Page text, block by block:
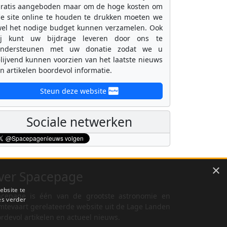
aangeboden maar om de hoge kosten om
site online te houden te drukken moeten we
het nodige budget kunnen verzamelen. Ook
kunt uw bijdrage leveren door ons te
met uw donatie zodat we u
kunnen voorzien van het laatste nieuws
artikelen boordevol informatie.
Steun deze website
Sociale netwerken
is één van de grootste astronomie en
×
te
verder